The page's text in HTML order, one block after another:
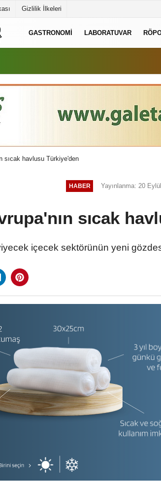
Gizlilik İlkeleri
GASTRONOMI LABORATUVAR
sıcak havlusu Türkiye'den
HABER Yayınlanma: 20
sıcak
içecek sektörünün yeni